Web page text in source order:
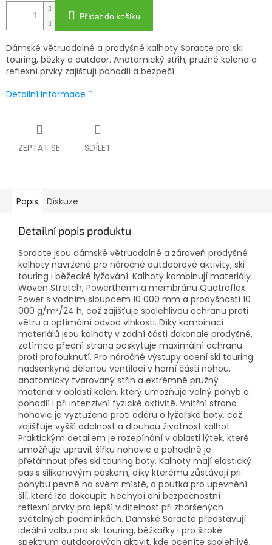
Přidat do košíku
Dámské větruodolné a prodyšné kalhoty Soracte pro ski
touring, běžky a outdoor. Anatomický střih, pružné kolena a
reflexní prvky zajišťují pohodlí a bezpečí.
Detailní informace
ZEPTAT SE SDÍLET
Popis Diskuze
Detailní popis produktu
Soracte jsou dámské větruodolné a zároveň prodyšné
kalhoty navržené pro náročné outdoorové aktivity, ski
touring i běžecké lyžování. Kalhoty kombinují materiály
Woven Stretch, Powertherm a membránu Quatroflex
Power s vodním sloupcem 10 000 mm a prodyšností 10
000 g/m²/24 h, což zajišťuje spolehlivou ochranu proti
větru a optimální odvod vlhkosti. Díky kombinaci
materiálů jsou kalhoty v zadní části dokonale prodyšné,
zatímco přední strana poskytuje maximální ochranu
proti profouknutí. Pro náročné výstupy ocení ski touring
nadšenkyně dělenou ventilaci v horní části nohou,
anatomicky tvarovaný střih a extrémně pružný
materiál v oblasti kolen, který umožňuje volný pohyb a
pohodlí i při intenzivní fyzické aktivitě. Vnitřní strana
nohavic je vyztužena proti oděru o lyžařské boty, což
zajišťuje vyšší odolnost a dlouhou životnost kalhot.
Praktickým detailem je rozepínání v oblasti lýtek, které
umožňuje upravit šířku nohavic a pohodlně je
přetáhnout přes ski touring boty. Kalhoty mají elastický
pas s silikonovým páskem, díky kterému zůstávají při
pohybu pevně na svém místě, a poutka pro upevnění
šlí, které lze dokoupit. Nechybí ani bezpečnostní
reflexní prvky pro lepší viditelnost při zhoršených
světelných podmínkách. Dámské Soracte představují
ideální volbu pro ski touring, běžkařky i pro široké
spektrum outdoorových aktivit, kde oceníte spolehlivé,